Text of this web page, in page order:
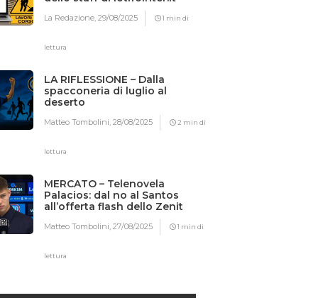
La Redazione,29/08/2025 1 min di
lettura
LA RIFLESSIONE – Dalla
spacconeria di luglio al
deserto
Matteo Tombolini,28/08/2025 2 min di
lettura
MERCATO – Telenovela
Palacios: dal no al Santos
all’offerta flash dello Zenit
Matteo Tombolini,27/08/2025 1 min di
lettura